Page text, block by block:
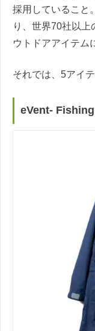
採用していること
り、世界70社以
ウトドアアイテム
それでは、5アイ
eVent-